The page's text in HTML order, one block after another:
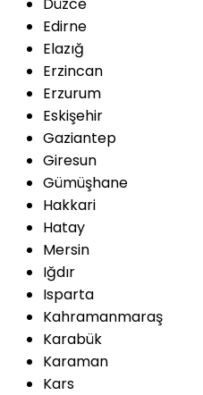
Edirne
Elazığ
Erzincan
Erzurum
Eskişehir
Gaziantep
Giresun
Gümüşhane
Hakkari
Hatay
Mersin
Iğdır
Isparta
Kahramanmaraş
Karabük
Karaman
Kars